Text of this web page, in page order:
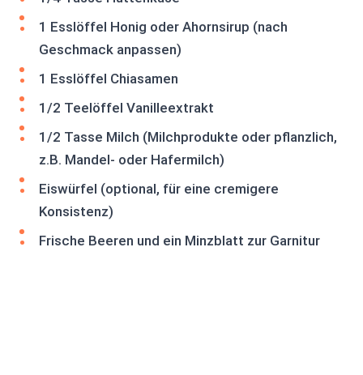
1 Esslöffel Honig oder Ahornsirup (nach
Geschmack anpassen)
1 Esslöffel Chiasamen
1/2 Teelöffel Vanilleextrakt
1/2 Tasse Milch (Milchprodukte oder pflanzlich,
z.B. Mandel- oder Hafermilch)
Eiswürfel (optional, für eine cremigere
Konsistenz)
Frische Beeren und ein Minzblatt zur Garnitur